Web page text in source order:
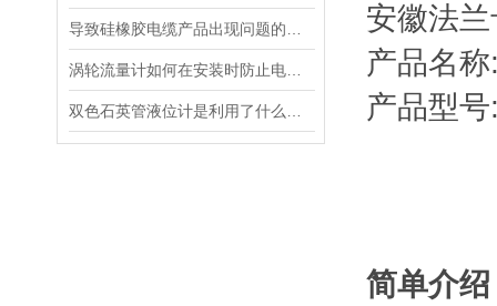
安徽法
产品名
产品型
简单介绍